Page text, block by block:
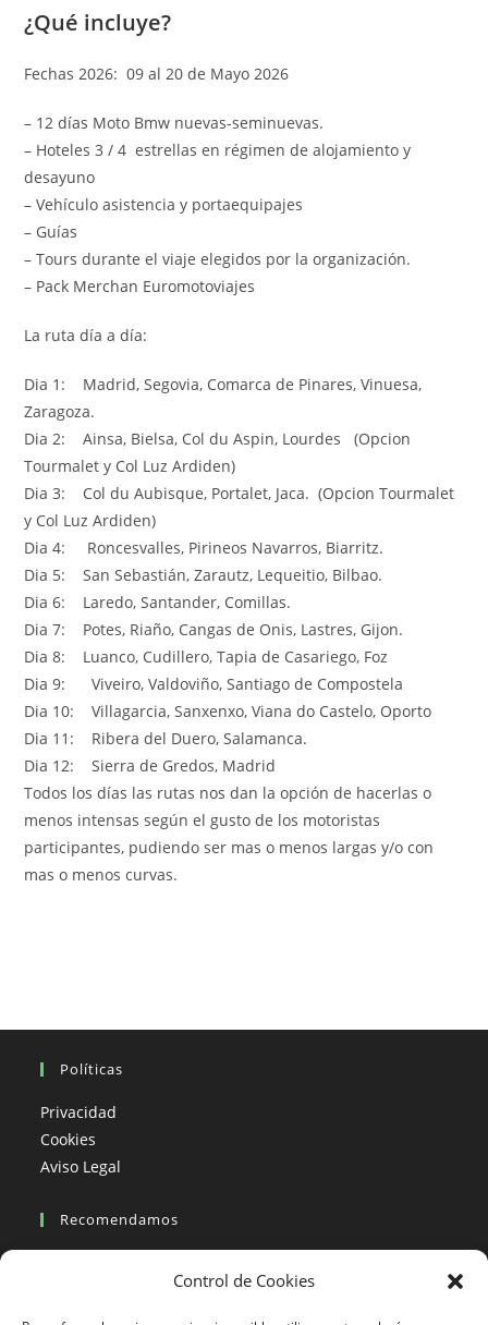
Control de Cookies
¿Qué incluye?
Fechas 2026: 09 al 20 de Mayo 2026
– 12 días Moto Bmw nuevas-seminuevas.
– Hoteles 3 / 4 estrellas en régimen de alojamiento y
desayuno
– Vehículo asistencia y portaequipajes
– Guías
– Tours durante el viaje elegidos por la organización.
– Pack Merchan Euromotoviajes
La ruta día a día:
Dia 1: Madrid, Segovia, Comarca de Pinares, Vinuesa,
Zaragoza.
Dia 2: Ainsa, Bielsa, Col du Aspin, Lourdes (Opcion
Tourmalet y Col Luz Ardiden)
Dia 3: Col du Aubisque, Portalet, Jaca. (Opcion Tourmalet
y Col Luz Ardiden)
Dia 4: Roncesvalles, Pirineos Navarros, Biarritz.
Dia 5: San Sebastián, Zarautz, Lequeitio, Bilbao.
Dia 6: Laredo, Santander, Comillas.
Dia 7: Potes, Riaño, Cangas de Onis, Lastres, Gijon.
Dia 8: Luanco, Cudillero, Tapia de Casariego, Foz
Dia 9: Viveiro, Valdoviño, Santiago de Compostela
Dia 10: Villagarcia, Sanxenxo, Viana do Castelo, Oporto
Dia 11: Ribera del Duero, Salamanca.
Dia 12: Sierra de Gredos, Madrid
Todos los días las rutas nos dan la opción de hacerlas o
menos intensas según el gusto de los motoristas
participantes, pudiendo ser mas o menos largas y/o con
mas o menos curvas.
Políticas
Privacidad
Cookies
Aviso Legal
Recomendamos
Viajes en moto organizados
Blogs viajes en moto